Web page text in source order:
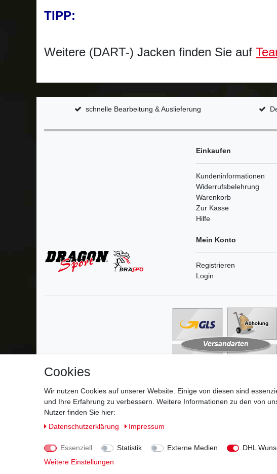
TIPP:
Weitere (DART-) Jacken finden Sie auf
schnelle Bearbeitung & Auslieferung
Einkaufen
Kundeninformationen
Widerrufsbelehrung
Warenkorb
Zur Kasse
Hilfe
Mein Konto
Registrieren
Login
Cookies
Wir nutzen Cookies auf unserer Website. Einige von diesen sind
und Ihre Erfahrung zu verbessern. Weitere Informationen zu den von
Nutzer finden Sie hier:
Daten­schutz­erklärung
Impressum
Essenziell Statistik Externe Medien DHL
Weitere Einstellungen